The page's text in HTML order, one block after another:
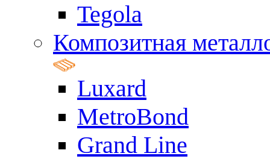
Tegola
Композитная
Luxard
MetroBond
Grand Line